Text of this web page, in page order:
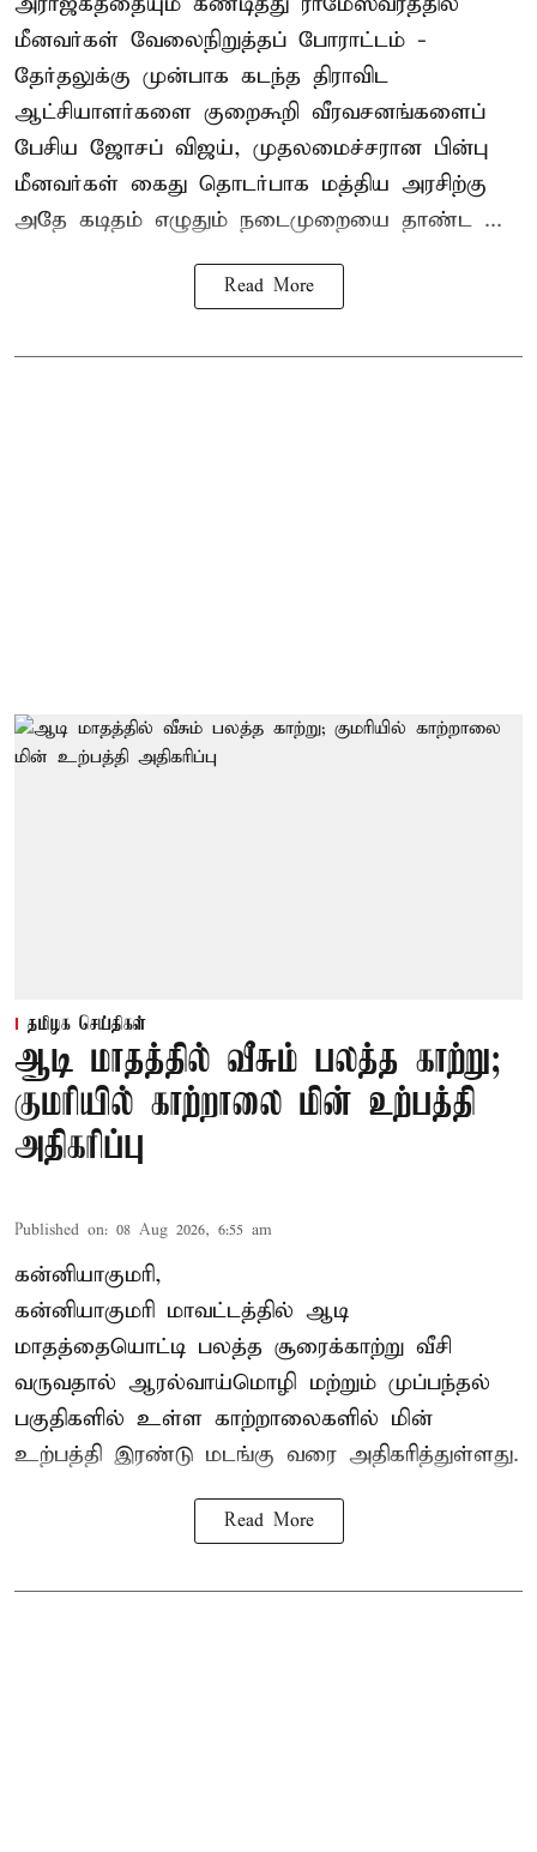
மீனவர்கள் வேலைநிறுத்தப் போராட்டம் -
தேர்தலுக்கு முன்பாக கடந்த திராவிட
ஆட்சியாளர்களை குறைகூறி வீரவசனங்களைப்
பேசிய ஜோசப் விஜய், முதலமைச்சரான பின்பு
மீனவர்கள் கைது தொடர்பாக மத்திய அரசிற்கு
அதே கடிதம் எழுதும் நடைமுறையை தாண்ட ...
Read More
தமிழக செய்திகள்
ஆடி மாதத்தில் வீசும் பலத்த காற்று;
குமரியில் காற்றாலை மின் உற்பத்தி
அதிகரிப்பு
Published on: 08 Aug 2026, 6:55 am
கன்னியாகுமரி,
கன்னியாகுமரி மாவட்டத்தில் ஆடி
மாதத்தையொட்டி பலத்த சூரைக்காற்று வீசி
வருவதால் ஆரல்வாய்மொழி மற்றும் முப்பந்தல்
பகுதிகளில் உள்ள காற்றாலைகளில் மின்
உற்பத்தி இரண்டு மடங்கு வரை அதிகரித்துள்ளது.
Read More